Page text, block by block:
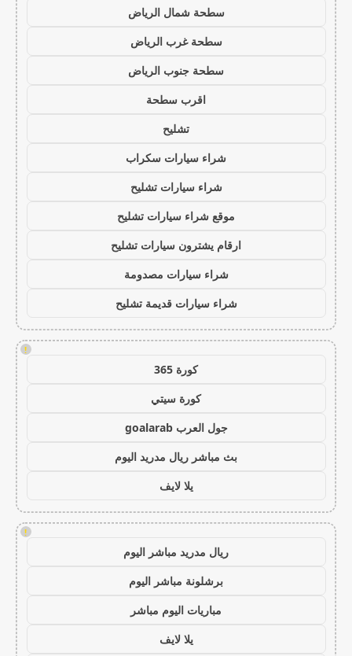
سطحة شمال الرياض
سطحة غرب الرياض
سطحة جنوب الرياض
اقرب سطحة
تشليح
شراء سيارات سكراب
شراء سيارات تشليح
موقع شراء سيارات تشليح
ارقام يشترون سيارات تشليح
شراء سيارات مصدومة
شراء سيارات قديمة تشليح
!
كورة 365
كورة سيتي
جول العرب goalarab
بث مباشر ريال مدريد اليوم
يلا لايف
!
ريال مدريد مباشر اليوم
برشلونة مباشر اليوم
مباريات اليوم مباشر
يلا لايف